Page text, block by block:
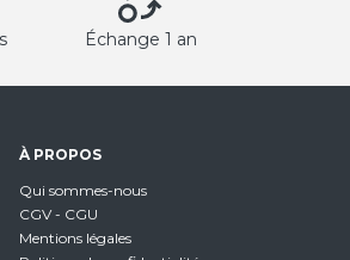
Échange 1 an
À PROPOS
Qui sommes-nous
CGV - CGU
Mentions légales